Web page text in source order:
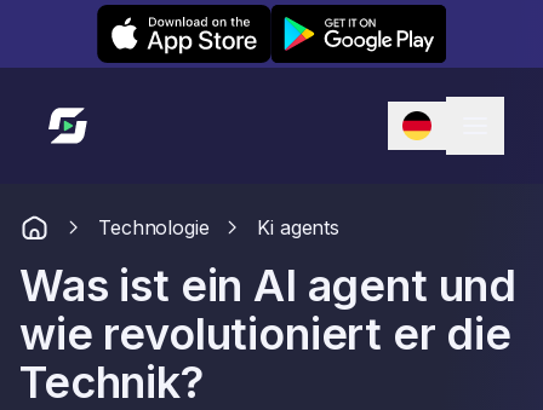
Leexi on iOS Leexi on Android
Link zur Startseite
Technologie Ki agents
Was ist ein AI agent und
wie revolutioniert er die
Technik?